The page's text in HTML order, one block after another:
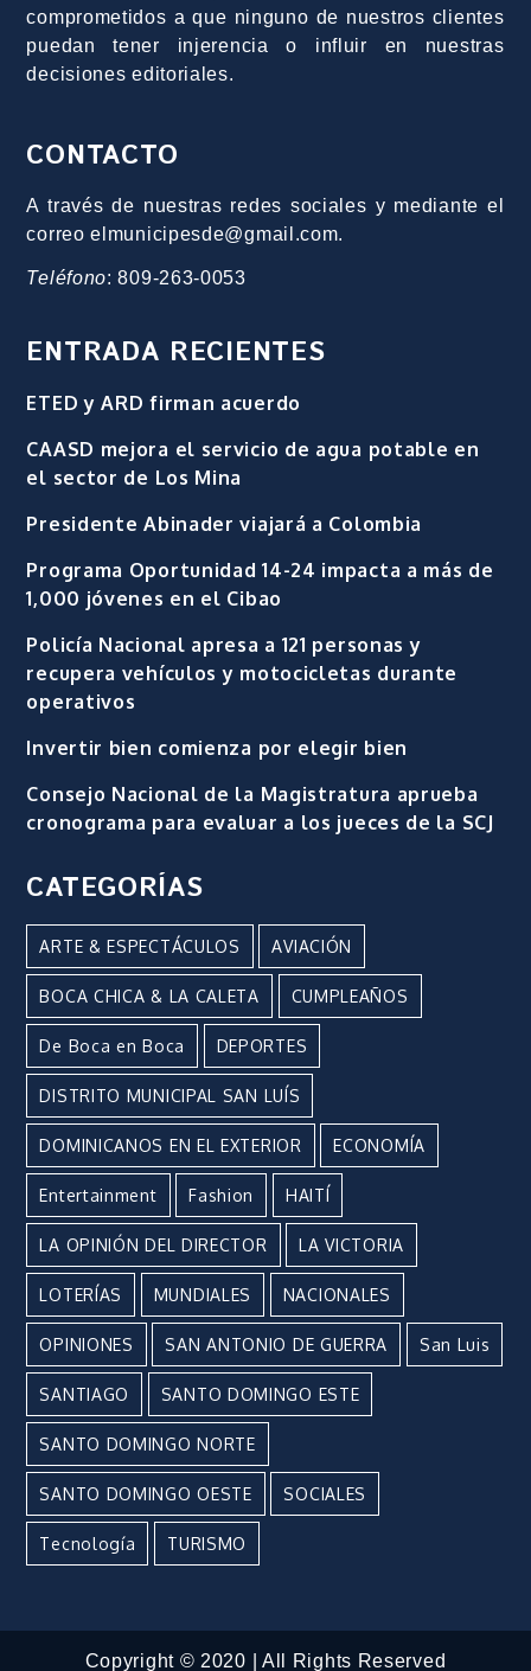
comprometidos a que ninguno de nuestros clientes
puedan tener injerencia o influir en nuestras
decisiones editoriales.
CONTACTO
A través de nuestras redes sociales y mediante el
correo elmunicipesde@gmail.com.
Teléfono: 809-263-0053
ENTRADA RECIENTES
ETED y ARD firman acuerdo
CAASD mejora el servicio de agua potable en
el sector de Los Mina
Presidente Abinader viajará a Colombia
Programa Oportunidad 14-24 impacta a más de
1,000 jóvenes en el Cibao
Policía Nacional apresa a 121 personas y
recupera vehículos y motocicletas durante
operativos
Invertir bien comienza por elegir bien
Consejo Nacional de la Magistratura aprueba
cronograma para evaluar a los jueces de la SCJ
CATEGORÍAS
ARTE & ESPECTÁCULOS AVIACIÓN
BOCA CHICA & LA CALETA CUMPLEAÑOS
De Boca en Boca DEPORTES
DISTRITO MUNICIPAL SAN LUÍS
DOMINICANOS EN EL EXTERIOR ECONOMÍA
Entertainment Fashion HAITÍ
LA OPINIÓN DEL DIRECTOR LA VICTORIA
LOTERÍAS MUNDIALES NACIONALES
OPINIONES SAN ANTONIO DE GUERRA San Luis
SANTIAGO SANTO DOMINGO ESTE
SANTO DOMINGO NORTE
SANTO DOMINGO OESTE SOCIALES
Tecnología TURISMO
Copyright © 2020 | All Rights Reserved